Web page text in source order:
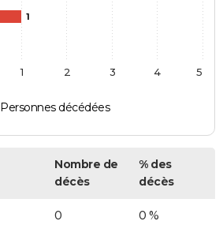
1
Personnes décédées
1 2 3 4 5
Nombre de
décès
% des
décès
0 0 %